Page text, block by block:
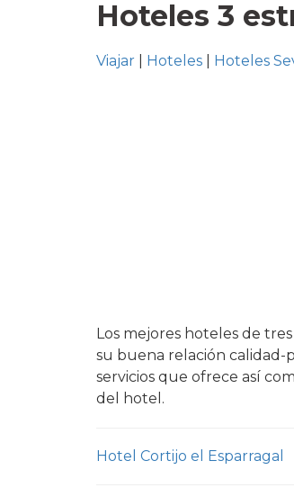
Hoteles 3
Viajar Hoteles Hoteles
Los mejores hoteles de
su buena relación calidad-
servicios que ofrece así
del hotel.
Hotel Cortijo el Esparragal